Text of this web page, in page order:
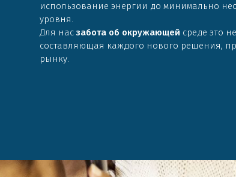
использование энергии до минимально
уровня.
Для нас забота об окружающей среде это
составляющая каждого нового решения,
рынку.